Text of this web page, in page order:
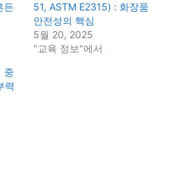
든
51, ASTM E2315) : 화장품
안전성의 핵심
5월 20, 2025
"교육 정보"에서
중
력